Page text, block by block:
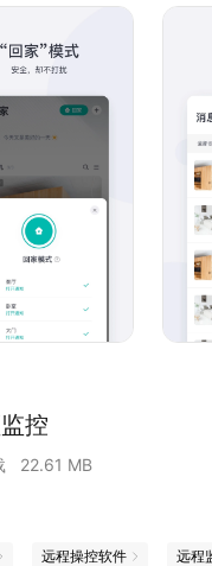
看家、看孩子、看老人
能绑定微信，接收报警提醒
号与摄像机；多种控制方
怕设备被偷或存储卡损坏！
迅速定位您关心的事件！
控
22.61 MB
远程操控软件 远程